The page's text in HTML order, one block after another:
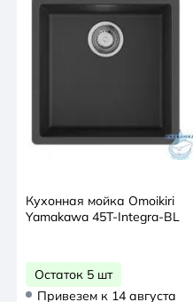
Кухонная мойка Omoikiri
Yamakawa 45T-Integra-BL
Остаток 5 шт
Привезем к 14 августа